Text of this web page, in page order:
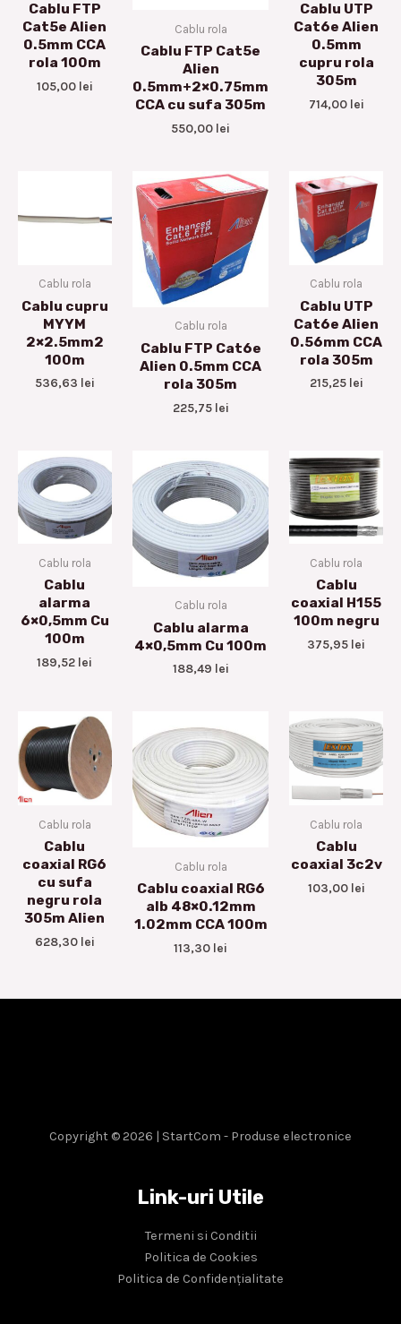
Cablu FTP
Cat5e Alien
0.5mm CCA
rola 100m
105,00 lei
Cablu rola
Cablu FTP Cat5e
Alien
0.5mm+2×0.75mm
CCA cu sufa 305m
550,00 lei
Cablu UTP
Cat6e Alien
0.5mm
cupru rola
305m
714,00 lei
Cablu rola
Cablu cupru
MYYM
2×2.5mm2
100m
536,63 lei
Cablu rola
Cablu FTP Cat6e
Alien 0.5mm CCA
rola 305m
225,75 lei
Cablu rola
Cablu UTP
Cat6e Alien
0.56mm CCA
rola 305m
215,25 lei
Cablu rola
Cablu
alarma
6×0,5mm Cu
100m
189,52 lei
Cablu rola
Cablu alarma
4×0,5mm Cu 100m
188,49 lei
Cablu rola
Cablu
coaxial H155
100m negru
375,95 lei
Cablu rola
Cablu
coaxial RG6
cu sufa
negru rola
305m Alien
628,30 lei
Cablu rola
Cablu coaxial RG6
alb 48×0.12mm
1.02mm CCA 100m
113,30 lei
Cablu rola
Cablu
coaxial 3c2v
103,00 lei
Copyright © 2026 | StartCom - Produse electronice
Link-uri Utile
Termeni si Conditii
Politica de Cookies
Politica de Confidențialitate